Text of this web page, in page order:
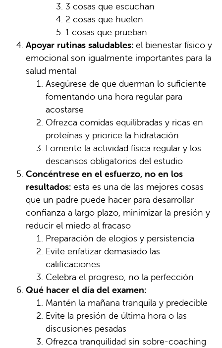
3 cosas que escuchan
2 cosas que huelen
1 cosas que prueban
Apoyar rutinas saludables: el bienestar físico y
emocional son igualmente importantes para la
salud mental
Asegúrese de que duerman lo suficiente
fomentando una hora regular para
acostarse
Ofrezca comidas equilibradas y ricas en
proteínas y priorice la hidratación
Fomente la actividad física regular y los
descansos obligatorios del estudio
Concéntrese en el esfuerzo, no en los
resultados: esta es una de las mejores cosas
que un padre puede hacer para desarrollar
confianza a largo plazo, minimizar la presión y
reducir el miedo al fracaso
Preparación de elogios y persistencia
Evite enfatizar demasiado las
calificaciones
Celebra el progreso, no la perfección
Qué hacer el día del examen:
Mantén la mañana tranquila y predecible
Evite la presión de última hora o las
discusiones pesadas
Ofrezca tranquilidad sin sobre-coaching